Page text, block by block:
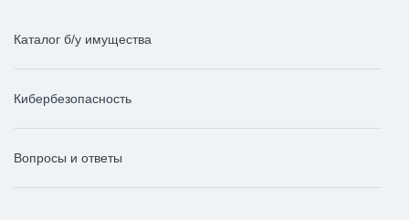
Каталог б/у имущества
Кибербезопасность
Вопросы и ответы